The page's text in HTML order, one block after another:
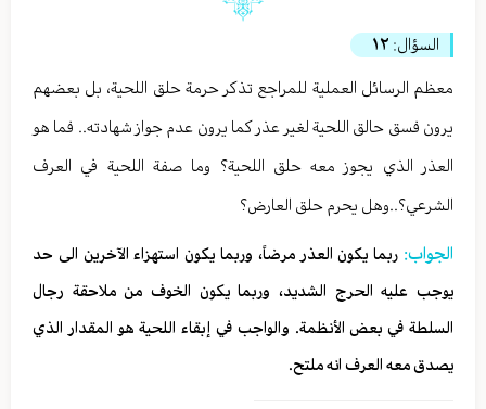
السؤال: ١٢
معظم الرسائل العملية للمراجع تذكر حرمة حلق اللحية، بل بعضهم
يرون فسق حالق اللحية لغير عذر كما يرون عدم جواز شهادته.. فما هو
العذر الذي يجوز معه حلق اللحية؟ وما صفة اللحية في العرف
الشرعي؟..وهل يحرم حلق العارض؟
الجواب: ربما يكون العذر مرضاً، وربما يكون استهزاء الآخرين الى حد
يوجب عليه الحرج الشديد، وربما يكون الخوف من ملاحقة رجال
السلطة في بعض الأنظمة. والواجب في إبقاء اللحية هو المقدار الذي
يصدق معه العرف انه ملتح.